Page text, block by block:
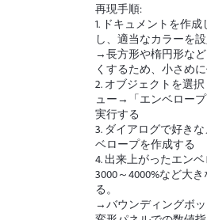
再現手順:
1. ドキュメントを作
し、適当なカラーを
→長方形や楕円形な
くするため、小さめ
2. オブジェクトを選
ュー→「エンベロー
実行する
3. ダイアログで好き
ベロープを作成する
4. 出来上がったエン
3000～4000%など大
る。
→バウンディングボッ